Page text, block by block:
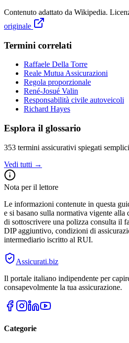
Contenuto adattato da Wikipedia.
originale
Termini correlati
Raffaele Della Torre
Reale Mutua Assicurazioni
Regola proporzionale
René-Josué Valin
Responsabilità civile autoveicoli
Richard Hayes
Esplora il glossario
353 termini assicurativi spiegati
Vedi tutti →
Nota per il lettore
Le informazioni contenute in questa
e si basano sulla normativa vigente alla
di sottoscrivere una polizza consulta il
DIP aggiuntivo, condizioni di
intermediario iscritto al RUI.
Assicurati.biz
Il portale italiano indipendente per
consapevolmente la tua assicurazione.
Categorie